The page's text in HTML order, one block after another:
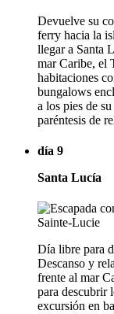
Devuelve su
ferry hacia la
llegar a Santa
mar Caribe, el
habitaciones
bungalows
a los pies de
paréntesis de
día 9
Santa Lucía
Día libre para
Descanso y
frente al mar
para descubrir
excursión en